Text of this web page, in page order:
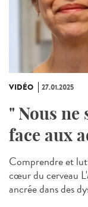
VIDÉO 27.01.2025
" Nous ne
face aux
Comprendre et
cœur du cerveau
ancrée dans des